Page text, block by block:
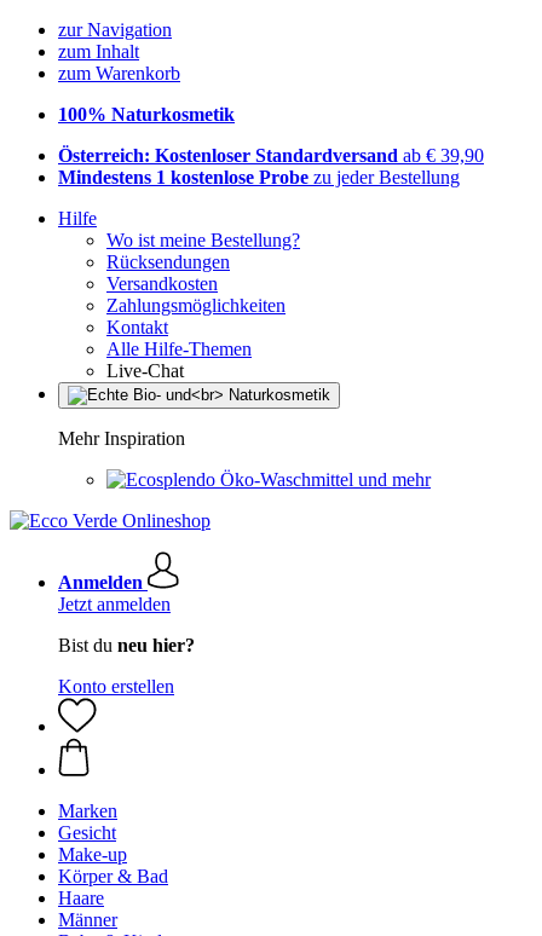
zur Navigation
zum Inhalt
zum Warenkorb
100% Naturkosmetik
Österreich: Kostenloser Standardversand ab € 39,90
Mindestens 1 kostenlose Probe zu jeder Bestellung
Hilfe
Wo ist meine Bestellung?
Rücksendungen
Versandkosten
Zahlungsmöglichkeiten
Kontakt
Alle Hilfe-Themen
Live-Chat
Mehr Inspiration
Öko-Waschmittel und mehr
Anmelden
Jetzt anmelden
Bist du neu hier?
Konto erstellen
Marken
Gesicht
Make-up
Körper & Bad
Haare
Männer